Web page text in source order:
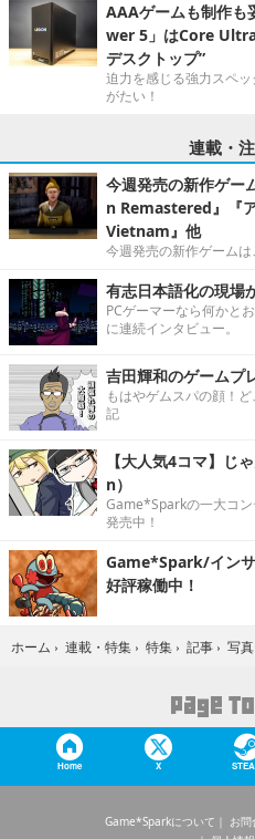
AAAゲームも制作
wer 5」はCore
デスクトップ”
迫力を感じる強力スペ
がたい！
連載・
今週発売の新作ゲ
n Remastered』『
Vietnam』他
今週発売の新作ゲームは
有志日本語化の現場
PCゲーマーなら何かと
に連続インタビュー。
吉田輝和のゲームプ
もはやゲムスパの顔！
記
【大人気4コマ】
n）
Game*Sparkの一大コ
発売中！
Game*Spark/イン
好評稼働中！
ホーム › 連載・特集 › 特集 › 記事 › 写
Home X
Game*Sparkについて お問